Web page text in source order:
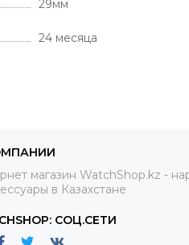
29мм
24 месяца
магазин WatchShop.kz -
в Казахстане
СОЦ.СЕТИ